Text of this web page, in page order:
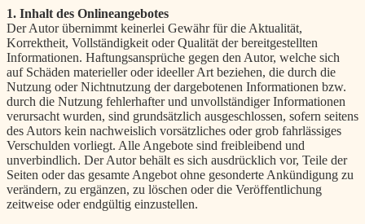
1. Inhalt des Onlineangebotes
Der Autor übernimmt keinerlei Gewähr für die Aktualität,
Korrektheit, Vollständigkeit oder Qualität der bereitgestellten
Informationen. Haftungsansprüche gegen den Autor, welche sich
auf Schäden materieller oder ideeller Art beziehen, die durch die
Nutzung oder Nichtnutzung der dargebotenen Informationen bzw.
durch die Nutzung fehlerhafter und unvollständiger Informationen
verursacht wurden, sind grundsätzlich ausgeschlossen, sofern seitens
des Autors kein nachweislich vorsätzliches oder grob fahrlässiges
Verschulden vorliegt. Alle Angebote sind freibleibend und
unverbindlich. Der Autor behält es sich ausdrücklich vor, Teile der
Seiten oder das gesamte Angebot ohne gesonderte Ankündigung zu
verändern, zu ergänzen, zu löschen oder die Veröffentlichung
zeitweise oder endgültig einzustellen.